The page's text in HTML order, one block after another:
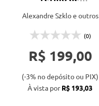
petróleo - 2ª ed.
Alexandre Szklo e outros
(0)
R$ 199,00
(-3% no depósito ou PIX)
À vista porR$ 193,03